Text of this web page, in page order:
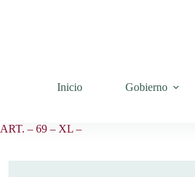
Inicio Gobierno
ART. – 69 – XL –